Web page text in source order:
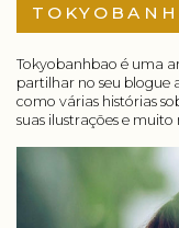
Tokyobanhbao é uma
partilhar no seu blogue
como várias histórias
suas ilustrações e muito